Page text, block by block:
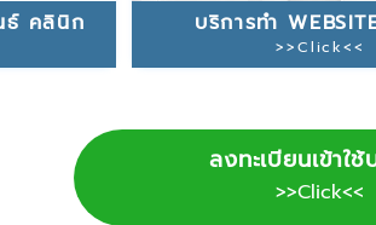
ธ์ คลินิก บริการทำ
>>Click<<
ลงทะเบียนเข้าใช้
>>Click<<